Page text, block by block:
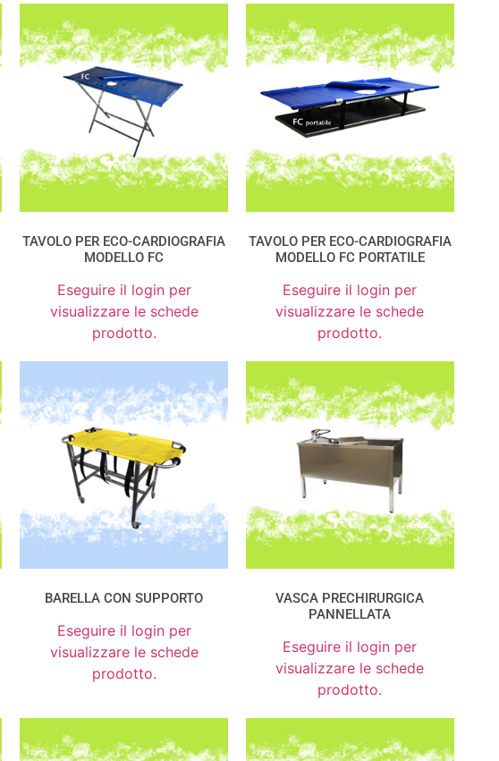
TAVOLO PER ECO-CARDIOGRAFIA
MODELLO FC
Eseguire il login per
visualizzare le schede
prodotto.
TAVOLO PER ECO-CARDIOGRAFIA
MODELLO FC PORTATILE
Eseguire il login per
visualizzare le schede
prodotto.
BARELLA CON SUPPORTO
Eseguire il login per
visualizzare le schede
prodotto.
VASCA PRECHIRURGICA
PANNELLATA
Eseguire il login per
visualizzare le schede
prodotto.